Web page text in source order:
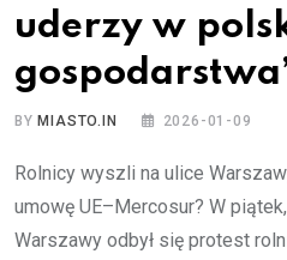
uderzy w
BY MIASTO.IN 2026-01-09
Rolnicy wyszli na ulice
umowę UE–Mercosur? W
Warszawy odbył się protest